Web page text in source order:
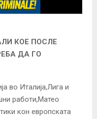
КОЕ ПОСЛЕ
ДА ГО
во Италија,Лига и
работи,Матео
кон европската